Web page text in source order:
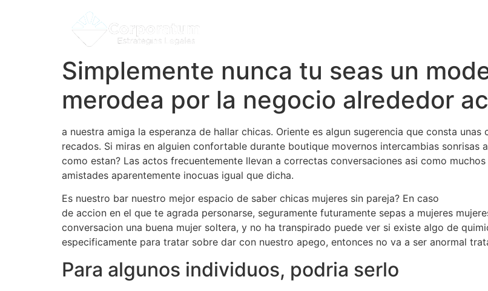
Simplemente nunca tu seas un
merodea por la negocio alrededor
a nuestra amiga la esperanza de hallar chicas. Oriente es algun sugerencia que consta
recados. Si miras en alguien confortable durante boutique movernos intercambias
como estan? Las actos frecuentemente llevan a correctas conversaciones asi­ como
amistades aparentemente inocuas igual que dicha.
Es nuestro bar nuestro mejor espacio de saber chicas mujeres sin pareja? En caso
de accion en el que te agrada personarse, seguramente futuramente sepas a mujeres
conversacion una buena mujer soltera, y no ha transpirado puede ver si existe algo de
especificamente para tratar sobre dar con nuestro apego, entonces no va a ser anormal
Para algunos individuos, podria serlo